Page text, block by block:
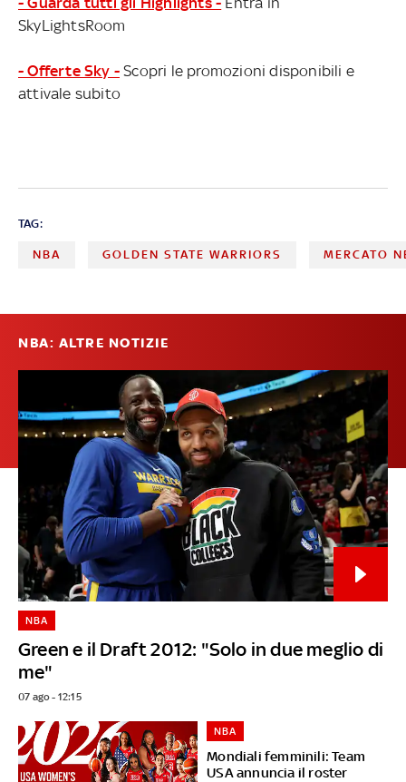
SkyLightsRoom
- Offerte Sky - Scopri le promozioni disponibili e
attivale subito
TAG:
NBA GOLDEN STATE WARRIORS MERCATO
NBA: ALTRE NOTIZIE
Green e il Draft 2012: "Solo in due meglio di
me"
NBA
07 ago - 12:15
Mondiali femminili: Team
USA annuncia il roster
NBA